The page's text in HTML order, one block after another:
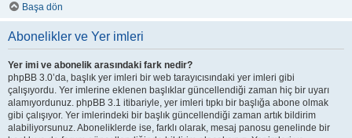
Başa dön
Abonelikler ve Yer imleri
Yer imi ve abonelik arasındaki fark nedir?
phpBB 3.0’da, başlık yer imleri bir web tarayıcısındaki yer imleri gibi
çalışıyordu. Yer imlerine eklenen başlıklar güncellendiği zaman hiç bir uyarı
alamıyordunuz. phpBB 3.1 itibariyle, yer imleri tıpkı bir başlığa abone olmak
gibi çalışıyor. Yer imlerindeki bir başlık güncellendiği zaman artık bildirim
alabiliyorsunuz. Aboneliklerde ise, farklı olarak, mesaj panosu genelinde bir